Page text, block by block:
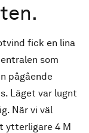
fick en lina
som
pågående
Läget var lugnt
När vi väl
ytterligare 4 M